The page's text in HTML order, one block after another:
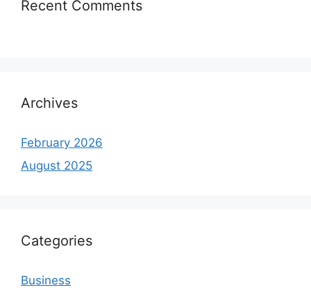
Recent Comments
Archives
February 2026
August 2025
Categories
Business